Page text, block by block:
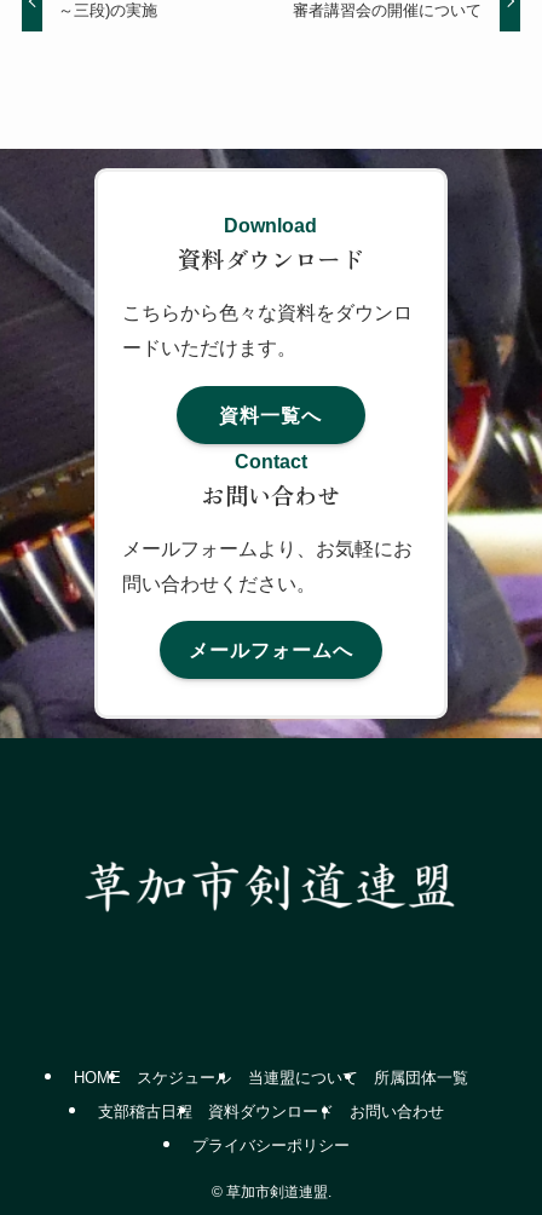
～三段)の実施
審者講習会の開催について
Download
資料ダウンロード
こちらから色々な資料をダウンロ
ードいただけます。
資料一覧へ
Contact
お問い合わせ
メールフォームより、お気軽にお
問い合わせください。
メールフォームへ
HOME スケジュール 当連盟について
所属団体一覧
支部稽古日程
資料ダウンロード
お問い合わせ
プライバシーポリシー
©草加市剣道連盟.